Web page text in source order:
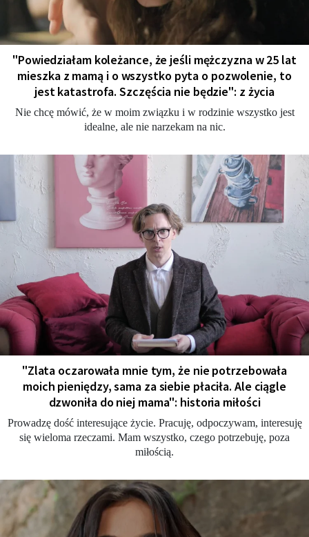
"Powiedziałam koleżance, że jeśli mężczyzna w 25 lat
mieszka z mamą i o wszystko pyta o pozwolenie, to
jest katastrofa. Szczęścia nie będzie": z życia
Nie chcę mówić, że w moim związku i w rodzinie wszystko jest
idealne, ale nie narzekam na nic.
"Zlata oczarowała mnie tym, że nie potrzebowała
moich pieniędzy, sama za siebie płaciła. Ale ciągle
dzwoniła do niej mama": historia miłości
Prowadzę dość interesujące życie. Pracuję, odpoczywam, interesuję
się wieloma rzeczami. Mam wszystko, czego potrzebuję, poza
miłością.